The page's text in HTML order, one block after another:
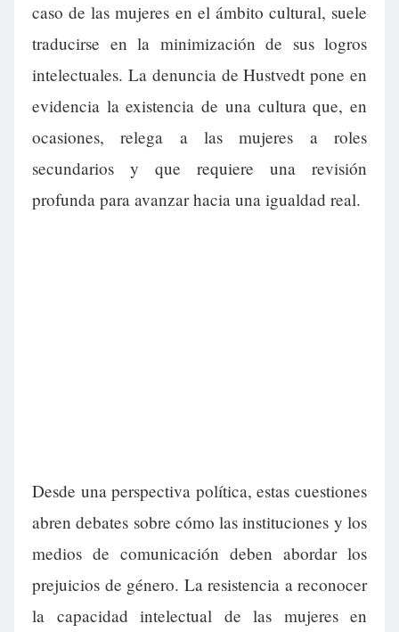
caso de las mujeres en el ámbito cultural, suele
traducirse en la minimización de sus logros
intelectuales. La denuncia de Hustvedt pone en
evidencia la existencia de una cultura que, en
ocasiones, relega a las mujeres a roles
secundarios y que requiere una revisión
profunda para avanzar hacia una igualdad real.
Desde una perspectiva política, estas cuestiones
abren debates sobre cómo las instituciones y los
medios de comunicación deben abordar los
prejuicios de género. La resistencia a reconocer
la capacidad intelectual de las mujeres en